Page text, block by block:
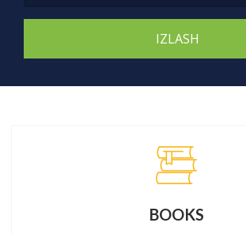
BOOKS